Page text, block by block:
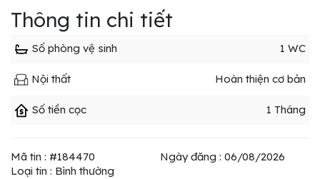
Thông tin chi tiết
Số phòng vệ sinh 1 WC
Nội thất Hoàn thiện cơ bản
Số tiền cọc 1 Tháng
Mã tin : #184470
Ngày đăng : 06/08/2026
Loại tin : Bình thường